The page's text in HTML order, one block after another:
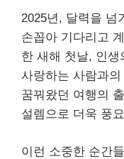
2025년, 달력을 넘
손꼽아 기다리고
한 새해 첫날, 인
사랑하는 사람과
꿈꿔왔던 여행의
설렘으로 더욱 풍
이런 소중한 순간